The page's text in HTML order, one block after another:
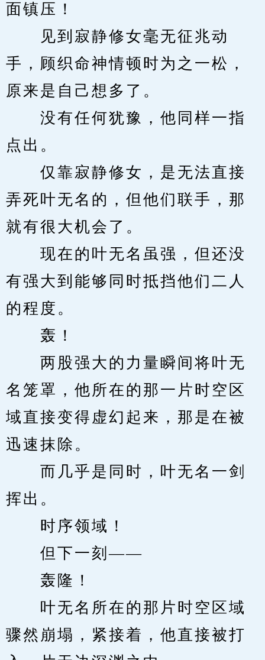
面镇压！
见到寂静修女毫无征兆动
手，顾织命神情顿时为之一松，
原来是自己想多了。
没有任何犹豫，他同样一指
点出。
仅靠寂静修女，是无法直接
弄死叶无名的，但他们联手，那
就有很大机会了。
现在的叶无名虽强，但还没
有强大到能够同时抵挡他们二人
的程度。
轰！
两股强大的力量瞬间将叶无
名笼罩，他所在的那一片时空区
域直接变得虚幻起来，那是在被
迅速抹除。
而几乎是同时，叶无名一剑
挥出。
时序领域！
但下一刻——
轰隆！
叶无名所在的那片时空区域
骤然崩塌，紧接着，他直接被打